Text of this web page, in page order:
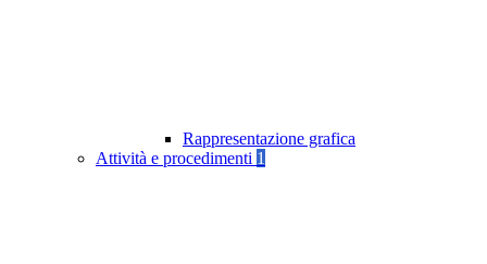
Rappresentazione grafica
Attività e procedimenti 1